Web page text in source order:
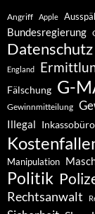
Angriff Apple
Bundesregierung
Datenschutz
England
Fälschung G-
Gewinnmitteilung
Illegal Inkassobüro
Manipulation
Politik
Rechtsanwalt